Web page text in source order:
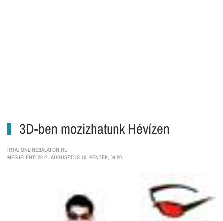
3D-ben mozizhatunk Hévízen
ÍRTA: ONLINEBALATON.HU
MEGJELENT: 2012. AUGUSZTUS 10. PÉNTEK, 04:20